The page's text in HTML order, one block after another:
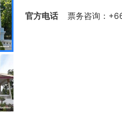
官方电话 票务咨询 ：